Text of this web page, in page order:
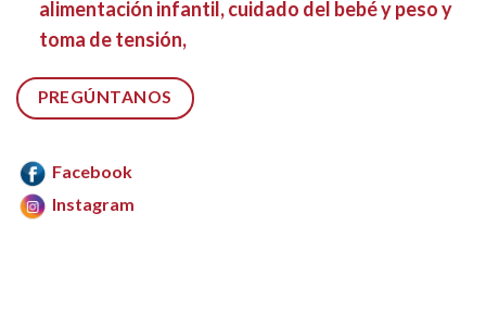
alimentación infantil, cuidado del bebé y peso y
toma de tensión,
PREGÚNTANOS
Facebook
Instagram